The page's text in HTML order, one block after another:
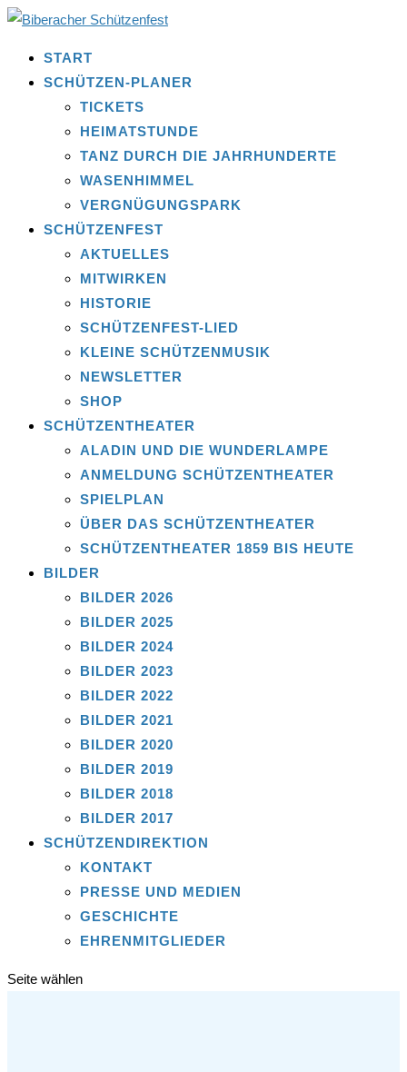
START
SCHÜTZEN-PLANER
TICKETS
HEIMATSTUNDE
TANZ DURCH DIE JAHRHUNDERTE
WASENHIMMEL
VERGNÜGUNGSPARK
SCHÜTZENFEST
AKTUELLES
MITWIRKEN
HISTORIE
SCHÜTZENFEST-LIED
KLEINE SCHÜTZENMUSIK
NEWSLETTER
SHOP
SCHÜTZENTHEATER
ALADIN UND DIE WUNDERLAMPE
ANMELDUNG SCHÜTZENTHEATER
SPIELPLAN
ÜBER DAS SCHÜTZENTHEATER
SCHÜTZENTHEATER 1859 BIS HEUTE
BILDER
BILDER 2026
BILDER 2025
BILDER 2024
BILDER 2023
BILDER 2022
BILDER 2021
BILDER 2020
BILDER 2019
BILDER 2018
BILDER 2017
SCHÜTZENDIREKTION
KONTAKT
PRESSE UND MEDIEN
GESCHICHTE
EHRENMITGLIEDER
Seite wählen